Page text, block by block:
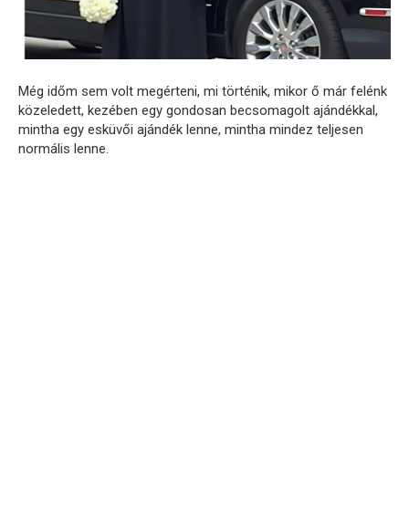
Még időm sem volt megérteni, mi történik, mikor ő már felénk
közeledett, kezében egy gondosan becsomagolt ajándékkal,
mintha egy esküvői ajándék lenne, mintha mindez teljesen
normális lenne.